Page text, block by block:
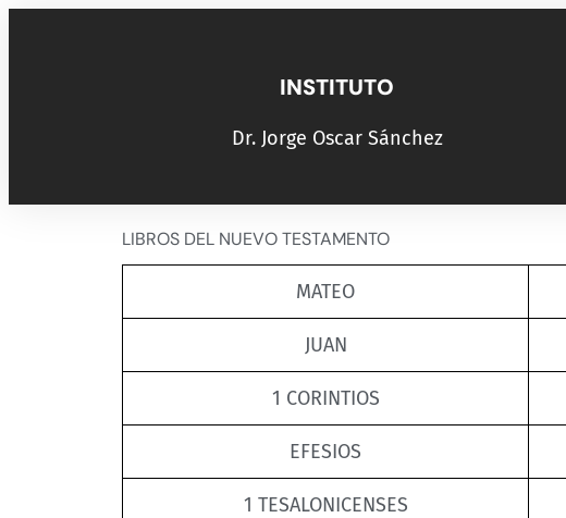
INSTITUTO
Dr. Jorge Oscar Sánchez
LIBROS DEL NUEVO TESTAMENTO
MATEO
JUAN
1 CORINTIOS
EFESIOS
1 TESALONICENSES